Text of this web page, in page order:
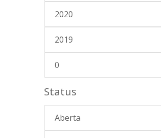
2020
2019
0
Status
Aberta